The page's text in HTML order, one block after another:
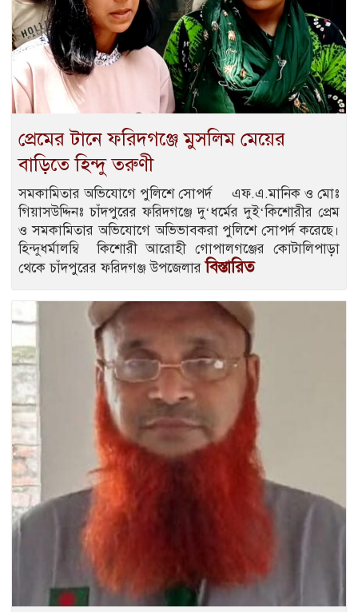
প্রেমের টানে ফরিদগঞ্জে মুসলিম মেয়ের
বাড়িতে হিন্দু তরুণী
সমকামিতার অভিযোগে পুলিশে সোপর্দ এফ.এ.মানিক ও মোঃ
গিয়াসউদ্দিনঃ চাঁদপুরের ফরিদগঞ্জে দু‘ধর্মের দুই‘কিশোরীর প্রেম
ও সমকামিতার অভিযোগে অভিভাবকরা পুলিশে সোপর্দ করেছে।
হিন্দুধর্মালম্বি কিশোরী আরোহী গোপালগঞ্জের কোটালিপাড়া
থেকে চাঁদপুরের ফরিদগঞ্জ উপজেলারবিস্তারিত